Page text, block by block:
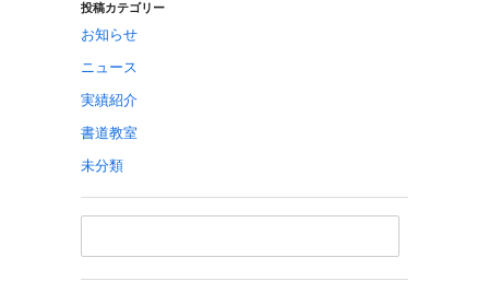
投稿カテゴリー
お知らせ
ニュース
実績紹介
書道教室
未分類